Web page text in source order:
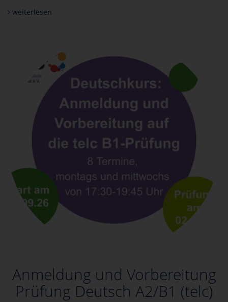
weiterlesen
Anmeldung und Vorbereitung
Prüfung Deutsch A2/B1 (telc)